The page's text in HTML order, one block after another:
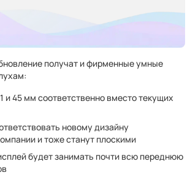
получат и фирменные умные
и 45 мм соответственно вместо текущих
новому дизайну
и тоже станут плоскими
будет занимать почти всю переднюю